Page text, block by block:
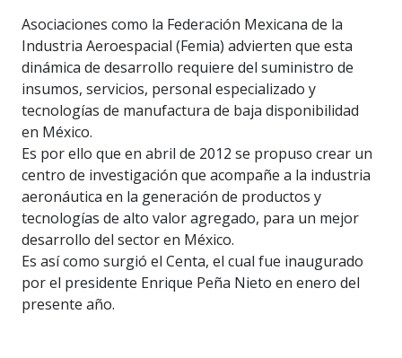
Asociaciones como la Federación Mexicana de la
Industria Aeroespacial (Femia) advierten que esta
dinámica de desarrollo requiere del suministro de
insumos, servicios, personal especializado y
tecnologías de manufactura de baja disponibilidad
en México.
Es por ello que en abril de 2012 se propuso crear un
centro de investigación que acompañe a la industria
aeronáutica en la generación de productos y
tecnologías de alto valor agregado, para un mejor
desarrollo del sector en México.
Es así como surgió el Centa, el cual fue inaugurado
por el presidente Enrique Peña Nieto en enero del
presente año.